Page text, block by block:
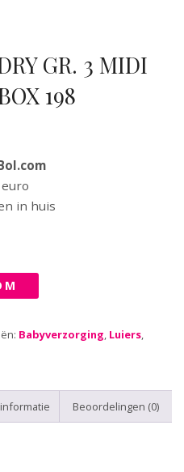
GR. 3 MIDI
198
in huis
Babyverzorging, Luiers,
Beoordelingen (0)